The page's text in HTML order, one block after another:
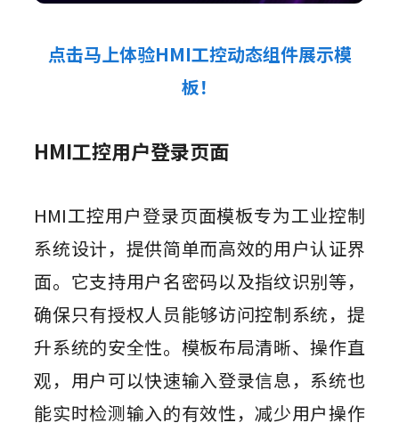
点击马上体验HMI工控动态组件展示模
板！
HMI工控用户登录页面
HMI工控用户登录页面模板专为工业控制
系统设计，提供简单而高效的用户认证界
面。它支持用户名密码以及指纹识别等，
确保只有授权人员能够访问控制系统，提
升系统的安全性。模板布局清晰、操作直
观，用户可以快速输入登录信息，系统也
能实时检测输入的有效性，减少用户操作